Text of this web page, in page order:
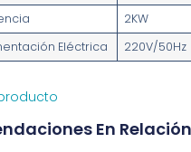
2KW
Eléctrica
220V/50Hz
En